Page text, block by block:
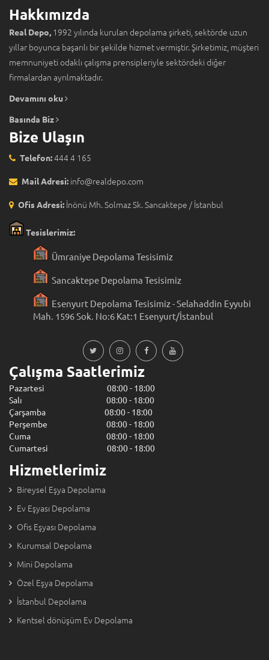
Hakkımızda
Real Depo, 1992 yılında kurulan depolama şirketi, sektörde uzun
yıllar boyunca başarılı bir şekilde hizmet vermiştir. Şirketimiz, müşteri
memnuniyeti odaklı çalışma prensipleriyle sektördeki diğer
firmalardan ayrılmaktadır.
Devamını oku
Basında Biz
Bize Ulaşın
Telefon:444 4 165
Mail Adresi: info@realdepo.com
Ofis Adresi: İnönü Mh. Solmaz Sk. Sancaktepe / İstanbul
Tesislerimiz:
Ümraniye Depolama Tesisimiz
Sancaktepe Depolama Tesisimiz
Esenyurt Depolama Tesisimiz - Selahaddin Eyyubi
Mah. 1596 Sok. No:6 Kat:1 Esenyurt/İstanbul
Çalışma Saatlerimiz
Pazartesi 08:00 - 18:00
Salı 08:00 - 18:00
Çarşamba 08:00 - 18:00
Perşembe 08:00 - 18:00
Cuma 08:00 - 18:00
Cumartesi 08:00 - 18:00
Hizmetlerimiz
Bireysel Eşya Depolama
Ev Eşyası Depolama
Ofis Eşyası Depolama
Kurumsal Depolama
Mini Depolama
Özel Eşya Depolama
İstanbul Depolama
Kentsel dönüşüm Ev Depolama